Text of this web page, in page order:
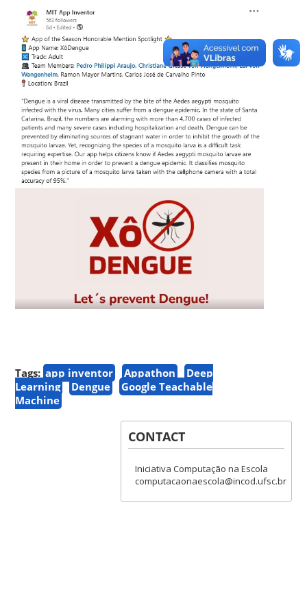
Tags: app inventor Appathon
Deep
Learning
Dengue
Google Teachable
Machine
CONTACT
Iniciativa Computação na Escola
computacaonaescola@incod.ufsc.br